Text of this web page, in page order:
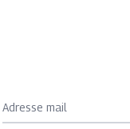
Adresse mail